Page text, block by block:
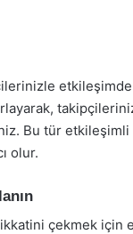
Bu tür
olur.
çekmek